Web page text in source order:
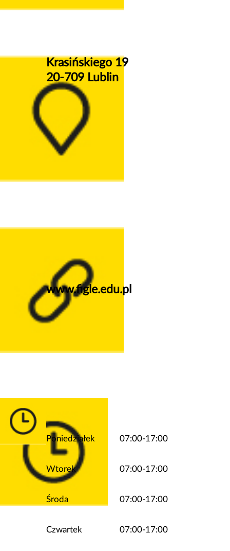
Krasińskiego 19
20-709 Lublin
www.figle.edu.pl
Poniedziałek 07:00-17:00
Wtorek 07:00-17:00
Środa 07:00-17:00
Czwartek 07:00-17:00